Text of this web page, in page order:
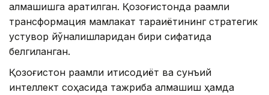
алмашишга қаратилган. Қозоғистонда рақамли
трансформация мамлакат тараққиётининг стратегик
устувор йўналишларидан бири сифатида
белгиланган.
Қозоғистон рақамли иқтисодиёт ва сунъий
интеллект соҳасида тажриба алмашиш ҳамда